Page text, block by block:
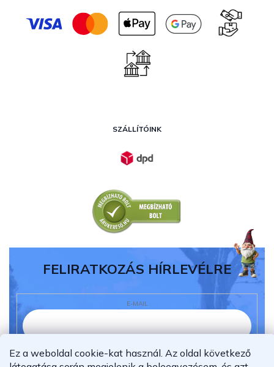
Ez a weboldal cookie-kat használ. Az oldal következő
SZÁLLÍTÓINK
FELIRATKOZÁS HÍRLEVÉLRE
E-MAIL
Elolvastam és megértettem azadatvédelmi